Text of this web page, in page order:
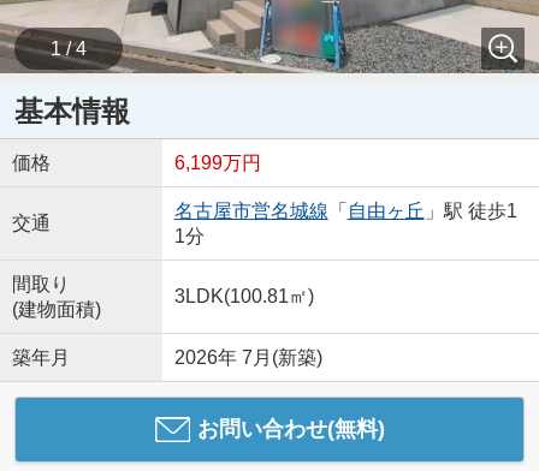
1 / 4
基本情報
価格 6,199万円
交通
名古屋市営名城線 「 自由ヶ丘 」駅 徒歩1
1分
間取り
(建物面積)
3LDK(100.81㎡)
築年月 2026年 7月(新築)
お問い合わせ(無料)